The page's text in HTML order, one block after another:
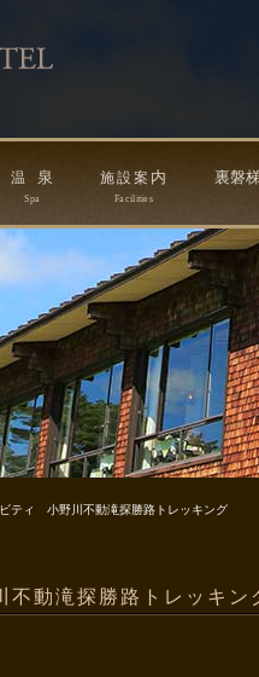
温 泉
Spa
施設案 内
Facilities
裏磐
ティ 小野川不動滝探勝路トレッキング
動滝探勝路トレッキン